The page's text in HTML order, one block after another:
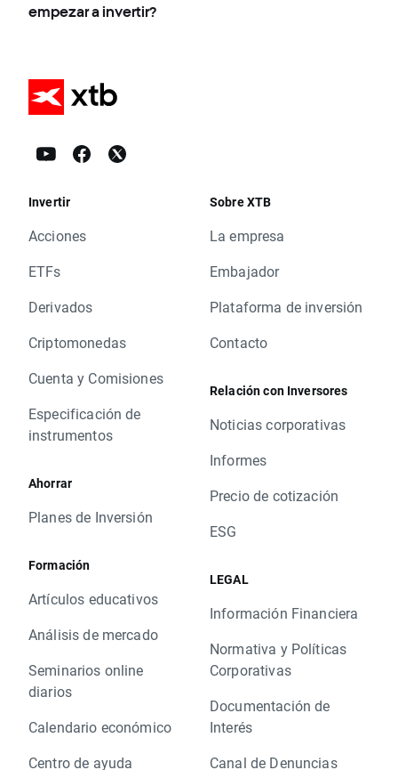
empezar a invertir?
Invertir
Acciones
ETFs
Derivados
Criptomonedas
Cuenta y Comisiones
Especificación de
instrumentos
Ahorrar
Planes de Inversión
Formación
Artículos educativos
Análisis de mercado
Seminarios online
diarios
Calendario económico
Centro de ayuda
Sobre XTB
La empresa
Embajador
Plataforma de inversión
Contacto
Relación con Inversores
Noticias corporativas
Informes
Precio de cotización
ESG
LEGAL
Información Financiera
Normativa y Políticas
Corporativas
Documentación de
Interés
Canal de Denuncias